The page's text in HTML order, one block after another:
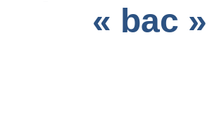
« bac »